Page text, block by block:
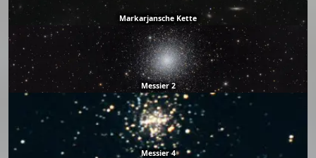
Markarjansche Kette
Messier 2
Messier 4